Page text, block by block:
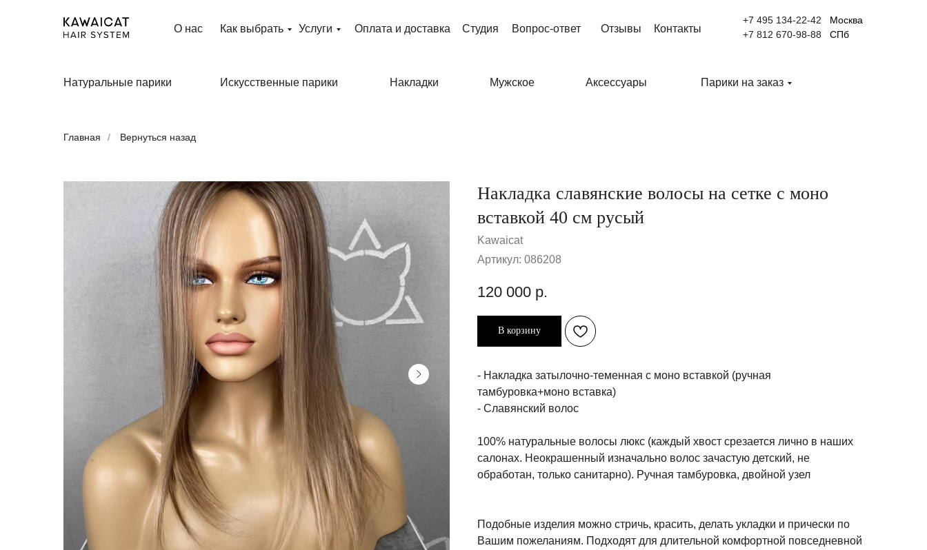
Отзывы
Вопрос-ответ
Студия
Оплата и доставка
Как выбрать
О нас
+7 495 134-22-42
+7 812 670-98-88
Москва
СПб
Услуги Контакты
Натуральные парики Искусственные парики Парики на заказ
Аксессуары
Накладки Мужское
Главная / Вернуться назад
Накладка славянские волосы на сетке с моно
вставкой 40 см русый
Kawaicat
Артикул: 086208
120 000 р.
В корзину
- Накладка затылочно-теменная с моно вставкой (ручная
тамбуровка+моно вставка)
- Славянский волос
100% натуральные волосы люкс (каждый хвост срезается лично в наших
салонах. Неокрашенный изначально волос зачастую детский, не
обработан, только санитарно). Ручная тамбуровка, двойной узел
Подобные изделия можно стричь, красить, делать укладки и прически по
Вашим пожеланиям. Подходят для длительной комфортной повседневной